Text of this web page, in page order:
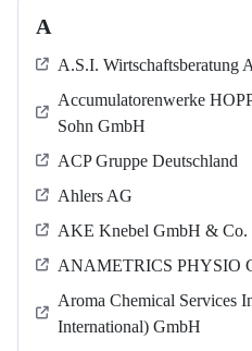
A
A.S.I. Wirtschaftsberatung
Accumulatorenwerke
Sohn GmbH
ACP Gruppe Deutschland
Ahlers AG
AKE Knebel GmbH & Co.
ANAMETRICS PHYSIO
Aroma Chemical Services
International) GmbH